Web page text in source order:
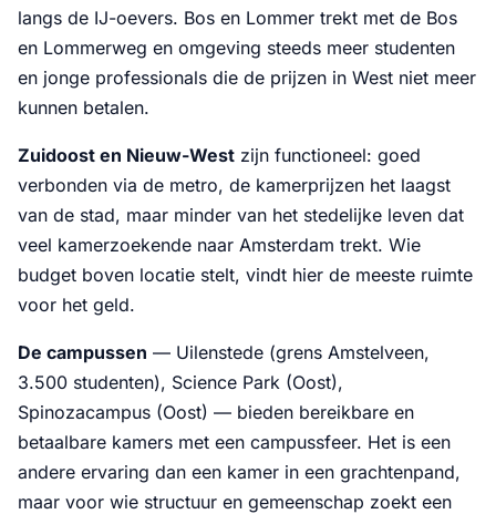
langs de IJ-oevers. Bos en Lommer trekt met de Bos
en Lommerweg en omgeving steeds meer studenten
en jonge professionals die de prijzen in West niet meer
kunnen betalen.
Zuidoost en Nieuw-West zijn functioneel: goed
verbonden via de metro, de kamerprijzen het laagst
van de stad, maar minder van het stedelijke leven dat
veel kamerzoekende naar Amsterdam trekt. Wie
budget boven locatie stelt, vindt hier de meeste ruimte
voor het geld.
De campussen — Uilenstede (grens Amstelveen,
3.500 studenten), Science Park (Oost),
Spinozacampus (Oost) — bieden bereikbare en
betaalbare kamers met een campussfeer. Het is een
andere ervaring dan een kamer in een grachtenpand,
maar voor wie structuur en gemeenschap zoekt een